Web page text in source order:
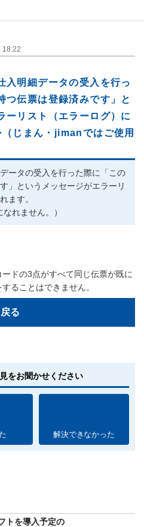
18:22
入明細データの受入を行っ
つ伝票は登録済みです」と
ーリスト（エラーログ）に
じまん・jimanではご使用
ータの受入を行った際に「この
」というメッセージがエラーリ
ます。
れません。）
ドの3点がすべて同じ伝票が既に
ることはできません。
戻る
をお聞かせください
解決できなかった
トを導入予定の